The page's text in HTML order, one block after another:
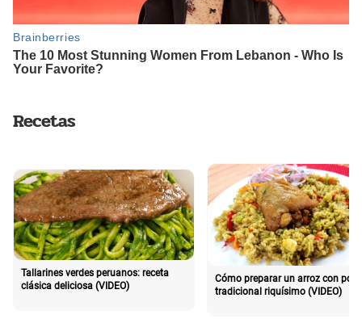
Recetas
Tallarines verdes peruanos: receta
clásica deliciosa (VIDEO)
Cómo preparar un arroz con pollo
tradicional riquísimo (VIDEO)